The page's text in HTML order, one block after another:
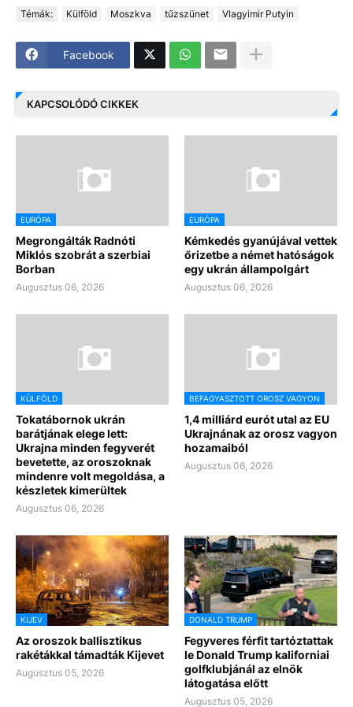
Témák: Külföld Moszkva tűzszünet Vlagyimir Putyin
Facebook
KAPCSOLÓDÓ CIKKEK
EURÓPA
Megrongálták Radnóti
Miklós szobrát a szerbiai
Borban
Augusztus 06, 2026
EURÓPA
Kémkedés gyanújával vettek
őrizetbe a német hatóságok
egy ukrán állampolgárt
Augusztus 06, 2026
KÜLFÖLD
Tokatábornok ukrán
barátjának elege lett:
Ukrajna minden fegyverét
bevetette, az oroszoknak
mindenre volt megoldása, a
készletek kimerültek
Augusztus 06, 2026
BEFAGYASZTOTT OROSZ VAGYON
1,4 milliárd eurót utal az EU
Ukrajnának az orosz vagyon
hozamaiból
Augusztus 06, 2026
KIJEV
Az oroszok ballisztikus
rakétákkal támadták Kijevet
Augusztus 05, 2026
DONALD TRUMP
Fegyveres férfit tartóztattak
le Donald Trump kaliforniai
golfklubjánál az elnök
látogatása előtt
Augusztus 05, 2026